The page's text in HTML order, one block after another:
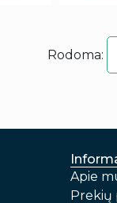
Rodoma:
Apie
Prekių